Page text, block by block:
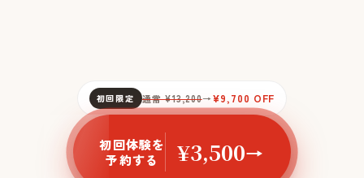
初回限定 通常 ¥13,200→¥9,700 OFF
初回体験を
予約する
¥3,500→